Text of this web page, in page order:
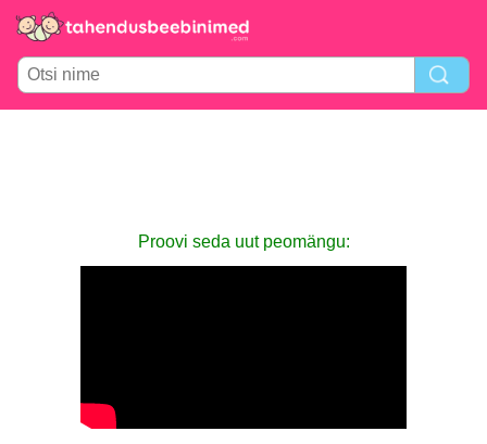
Proovi seda uut peomängu: